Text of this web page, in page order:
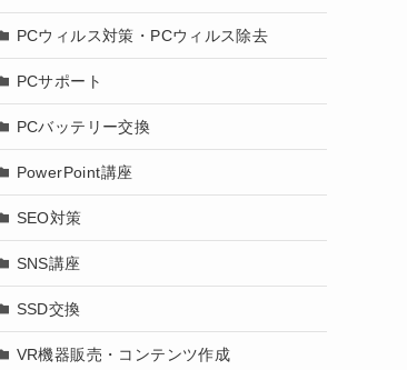
PCウィルス対策・PCウィルス除去
PCサポート
PCバッテリー交換
PowerPoint講座
SEO対策
SNS講座
SSD交換
VR機器販売・コンテンツ作成